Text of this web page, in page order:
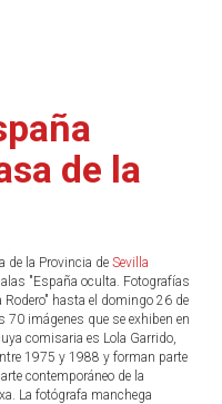
de la
de la Provincia de Sevilla
"España oculta. Fotografías
Rodero" hasta el domingo 26 de
70 imágenes que se exhiben en
comisaria es Lola Garrido,
1975 y 1988 y forman parte
contemporáneo de la
La fotógrafa manchega